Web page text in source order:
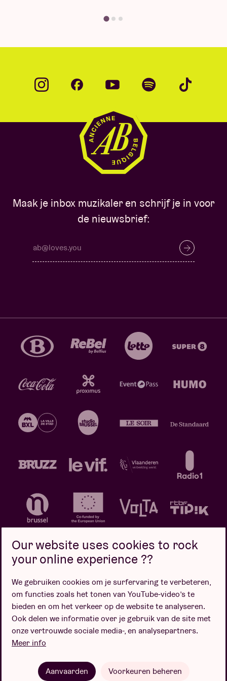
Maak je inbox muzikaler en schrijf je in voor
de nieuwsbrief:
Privacybeleid Cookiebeleid
Verkoopsvoorwaarden
Design door
Our website uses cookies to rock
your online experience ??
We gebruiken cookies om je surfervaring te verbeteren,
om functies zoals het tonen van YouTube-video’s te
bieden en om het verkeer op de website te analyseren.
Ook delen we informatie over je gebruik van de site met
onze vertrouwde sociale media-, en analysepartners.
Meer info
Aanvaarden Voorkeuren beheren